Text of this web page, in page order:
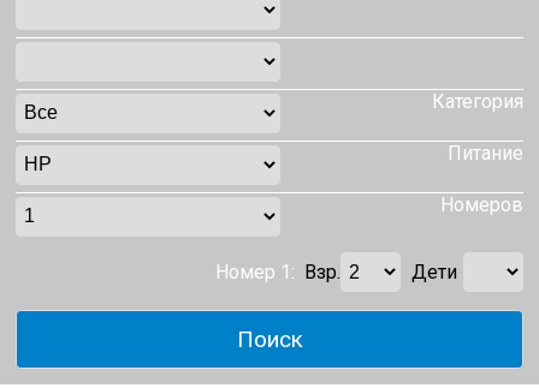
Категория
Питание
Номеров
Номер 1: Взр. Дети